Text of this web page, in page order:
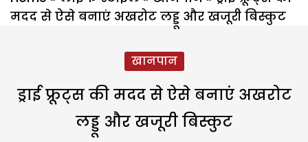
मदद से ऐसे बनाएं अखरोट लड्डू और खजूरी बिस्कुट
खानपान
ड्राई फ्रूट्स की मदद से ऐसे बनाएं अखरोट
लड्डू और खजूरी बिस्कुट